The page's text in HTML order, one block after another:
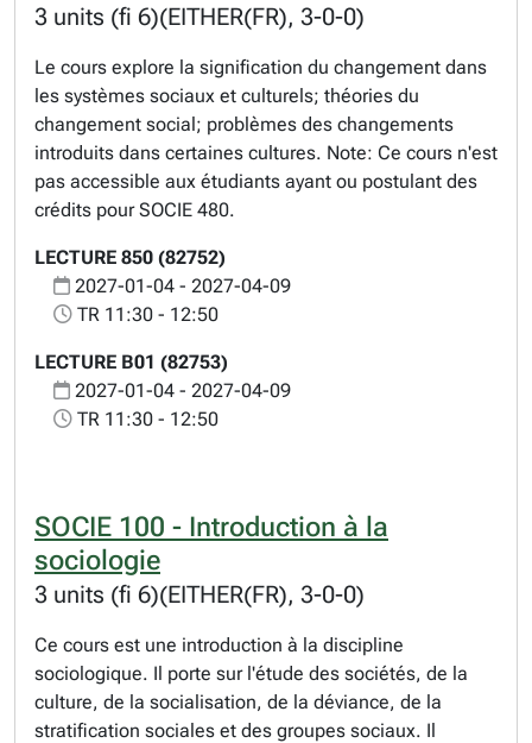
3 units (fi 6)(EITHER(FR), 3-0-0)
Le cours explore la signification du changement dans
les systèmes sociaux et culturels; théories du
changement social; problèmes des changements
introduits dans certaines cultures. Note: Ce cours n'est
pas accessible aux étudiants ayant ou postulant des
crédits pour SOCIE 480.
LECTURE 850 (82752)
2027-01-04 - 2027-04-09
TR 11:30 - 12:50
LECTURE B01 (82753)
2027-01-04 - 2027-04-09
TR 11:30 - 12:50
SOCIE 100 - Introduction à la
sociologie
3 units (fi 6)(EITHER(FR), 3-0-0)
Ce cours est une introduction à la discipline
sociologique. Il porte sur l'étude des sociétés, de la
culture, de la socialisation, de la déviance, de la
stratification sociales et des groupes sociaux. Il